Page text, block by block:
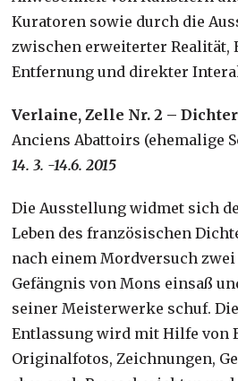
Kuratoren sowie durch die
zwischen erweiterter Realität,
Entfernung und direkter
Verlaine, Zelle Nr. 2 –
Anciens Abattoirs (ehemalige
14. 3. -14.6. 2015
Die Ausstellung widmet sich
Leben des französischen
nach einem Mordversuch
Gefängnis von Mons einsaß
seiner Meisterwerke schuf.
Entlassung wird mit Hilfe von
Originalfotos, Zeichnungen,